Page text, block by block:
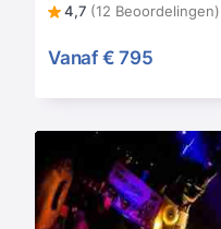
4,7 (12 Beoordelingen)
Vanaf € 795